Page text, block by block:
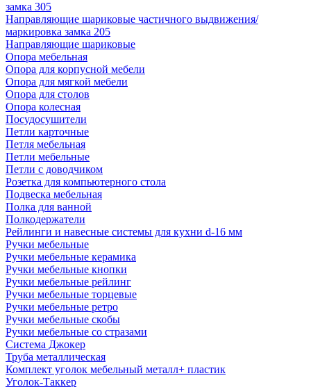
замка 305
Направляющие шариковые частичного выдвижения/
маркировка замка 205
Направляющие шариковые
Опора мебельная
Опора для корпусной мебели
Опора для мягкой мебели
Опора для столов
Опора колесная
Посудосушители
Петли карточные
Петля мебельная
Петли мебельные
Петли с доводчиком
Розетка для компьютерного стола
Подвеска мебельная
Полка для ванной
Полкодержатели
Рейлинги и навесные системы для кухни d-16 мм
Ручки мебельные
Ручки мебельные керамика
Ручки мебельные кнопки
Ручки мебельные рейлинг
Ручки мебельные торцевые
Ручки мебельные ретро
Ручки мебельные скобы
Ручки мебельные со стразами
Система Джокер
Труба металлическая
Комплект уголок мебельный металл+ пластик
Уголок-Таккер